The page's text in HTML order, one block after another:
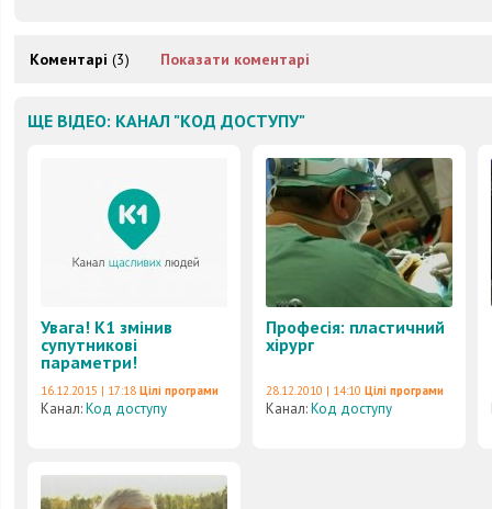
Коментарі (3) Показати коментарі
ЩЕ ВІДЕО: КАНАЛ "КОД ДОСТУПУ"
Увага! К1 змінив
супутникові
параметри!
16.12.2015 | 17:18 Цілі програми
Канал:Код доступу
Професія: пластичний
хірург
28.12.2010 | 14:10 Цілі програми
Канал:Код доступу